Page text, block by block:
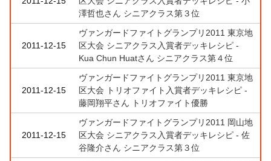
澤哲也さん シニアクラス第３位
2011-12-15
ヴァンガードファイトグランプリ2011 東京地
区大会 シニアクラス入賞者デッキレシピ -
Kua Chun Huatさん シニアクラス第４位
2011-12-15
ヴァンガードファイトグランプリ2011 東京地
区大会 トリオファイト入賞者デッキレシピ -
藤岡翔平さん トリオファイト優勝
2011-12-15
ヴァンガードファイトグランプリ2011 岡山地
区大会 シニアクラス入賞者デッキレシピ - 佐
谷隆介さん シニアクラス第３位